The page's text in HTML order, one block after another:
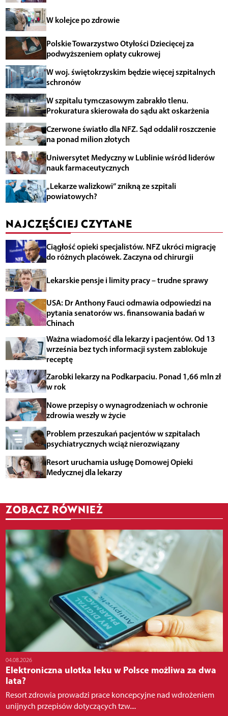
W kolejce po zdrowie
Polskie Towarzystwo Otyłości Dziecięcej za
podwyższeniem opłaty cukrowej
W woj. świętokrzyskim będzie więcej szpitalnych
schronów
W szpitalu tymczasowym zabrakło tlenu.
Prokuratura skierowała do sądu akt oskarżenia
Czerwone światło dla NFZ. Sąd oddalił roszczenie
na ponad milion złotych
Uniwersytet Medyczny w Lublinie wśród liderów
nauk farmaceutycznych
„Lekarze walizkowi” znikną ze szpitali
powiatowych?
NAJCZĘŚCIEJ CZYTANE
Ciągłość opieki specjalistów. NFZ ukróci migrację
do różnych placówek. Zaczyna od chirurgii
Lekarskie pensje i limity pracy – trudne sprawy
USA: Dr Anthony Fauci odmawia odpowiedzi na
pytania senatorów ws. finansowania badań w
Chinach
Ważna wiadomość dla lekarzy i pacjentów. Od 13
września bez tych informacji system zablokuje
receptę
Zarobki lekarzy na Podkarpaciu. Ponad 1,66 mln zł
w rok
Nowe przepisy o wynagrodzeniach w ochronie
zdrowia weszły w życie
Problem przeszukań pacjentów w szpitalach
psychiatrycznych wciąż nierozwiązany
Resort uruchamia usługę Domowej Opieki
Medycznej dla lekarzy
ZOBACZ RÓWNIEŻ
04.08.2026
Elektroniczna ulotka leku w Polsce możliwa za dwa
lata?
Resort zdrowia prowadzi prace koncepcyjne nad wdrożeniem
unijnych przepisów dotyczących tzw....